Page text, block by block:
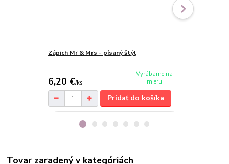
Zápich Mr & Mrs - písaný štýl
6,20 €/ks
Vyrábame na
mieru
Pridať do košíka
Tovar zaradený v kategóriách